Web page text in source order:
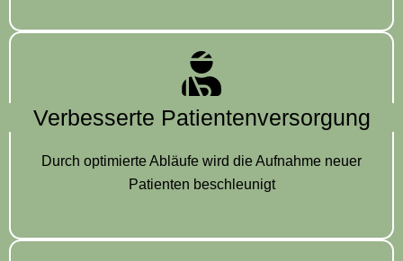
Verbesserte Patientenversorgung
Durch optimierte Abläufe wird die Aufnahme neuer
Patienten beschleunigt